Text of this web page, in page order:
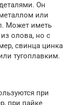
Он
или
Может иметь
олова, но с
свинца цинка
тугоплавким.
при
при пайке